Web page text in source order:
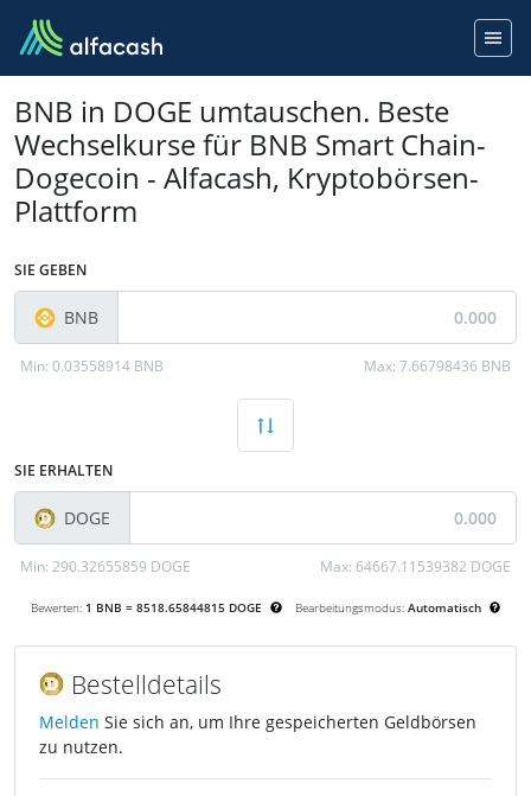
BNB in DOGE umtauschen. Beste
Wechselkurse für BNB Smart Chain-
Dogecoin - Alfacash, Kryptobörsen-
Plattform
SIE GEBEN
BNB
Min: 0.03558914 BNB Max:7.66798436 BNB
SIE ERHALTEN
DOGE
Min: 290.32655859 DOGE Max: 64667.11539382 DOGE
Bewerten: 1 BNB = 8518.65844815 DOGE Bearbeitungsmodus: Automatisch
Bestelldetails
Melden Sie sich an, um Ihre gespeicherten Geldbörsen
zu nutzen.